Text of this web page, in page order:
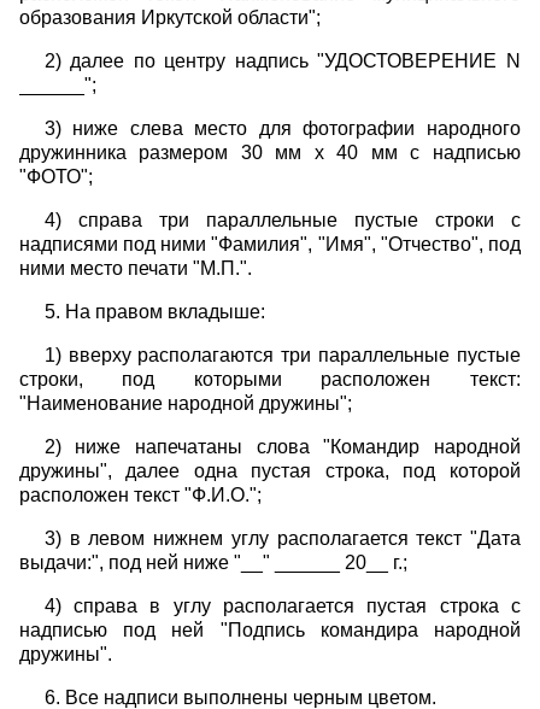
образования Иркутской области";
2) далее по центру надпись "УДОСТОВЕРЕНИЕ N
______";
3) ниже слева место для фотографии народного
дружинника размером 30 мм x 40 мм с надписью
"ФОТО";
4) справа три параллельные пустые строки с
надписями под ними "Фамилия", "Имя", "Отчество", под
ними место печати "М.П.".
5. На правом вкладыше:
1) вверху располагаются три параллельные пустые
строки, под которыми расположен текст:
"Наименование народной дружины";
2) ниже напечатаны слова "Командир народной
дружины", далее одна пустая строка, под которой
расположен текст "Ф.И.О.";
3) в левом нижнем углу располагается текст "Дата
выдачи:", под ней ниже "__" ______ 20__ г.;
4) справа в углу располагается пустая строка с
надписью под ней "Подпись командира народной
дружины".
6. Все надписи выполнены черным цветом.